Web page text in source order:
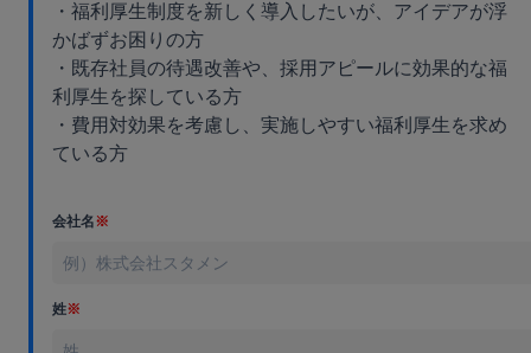
・福利厚生制度を新しく導入したいが、アイデアが浮
かばずお困りの方
・既存社員の待遇改善や、採用アピールに効果的な福
利厚生を探している方
・費用対効果を考慮し、実施しやすい福利厚生を求め
ている方
会社名※
姓※